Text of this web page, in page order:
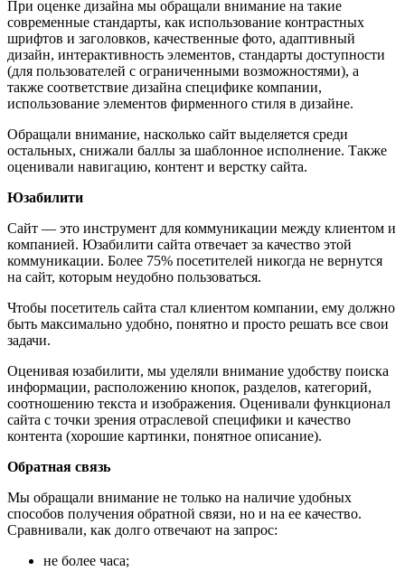
При оценке дизайна мы обращали внимание на такие
современные стандарты, как использование контрастных
шрифтов и заголовков, качественные фото, адаптивный
дизайн, интерактивность элементов, стандарты доступности
(для пользователей с ограниченными возможностями), а
также соответствие дизайна специфике компании,
использование элементов фирменного стиля в дизайне.
Обращали внимание, насколько сайт выделяется среди
остальных, снижали баллы за шаблонное исполнение. Также
оценивали навигацию, контент и верстку сайта.
Юзабилити
Сайт — это инструмент для коммуникации между клиентом и
компанией. Юзабилити сайта отвечает за качество этой
коммуникации. Более 75% посетителей никогда не вернутся
на сайт, которым неудобно пользоваться.
Чтобы посетитель сайта стал клиентом компании, ему должно
быть максимально удобно, понятно и просто решать все свои
задачи.
Оценивая юзабилити, мы уделяли внимание удобству поиска
информации, расположению кнопок, разделов, категорий,
соотношению текста и изображения. Оценивали функционал
сайта с точки зрения отраслевой специфики и качество
контента (хорошие картинки, понятное описание).
Обратная связь
Мы обращали внимание не только на наличие удобных
способов получения обратной связи, но и на ее качество.
Сравнивали, как долго отвечают на запрос:
не более часа;